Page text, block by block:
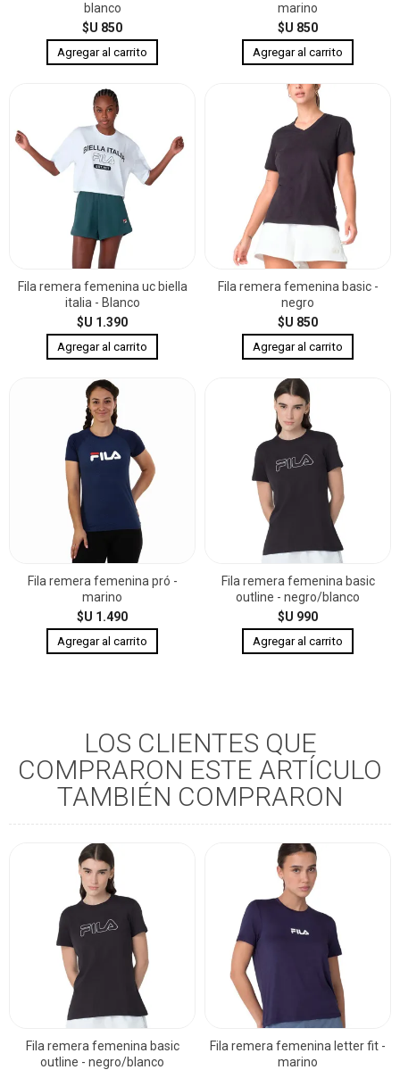
blanco
$U 850
marino
$U 850
Fila remera femenina uc biella
italia - Blanco
$U 1.390
Fila remera femenina basic -
negro
$U 850
Fila remera femenina pró -
marino
$U 1.490
Fila remera femenina basic
outline - negro/blanco
$U 990
LOS CLIENTES QUE
COMPRARON ESTE ARTÍCULO
TAMBIÉN COMPRARON
Fila remera femenina basic
outline - negro/blanco
Fila remera femenina letter fit -
marino